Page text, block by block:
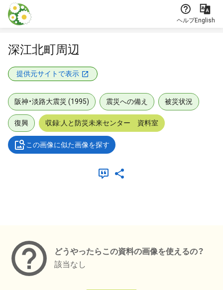
本文に飛ぶ
ヘルプEnglish
深江北町周辺
提供元サイトで表示
阪神・淡路大震災 (1995) 震災への備え 被災状況
復興 収録:人と防災未来センター 資料室
この画像に似た画像を探す
どうやったらこの資料の画像を使えるの？
該当なし